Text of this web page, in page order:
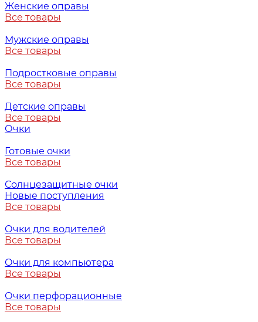
Женские оправы
Все товары
Мужские оправы
Все товары
Подростковые оправы
Все товары
Детские оправы
Все товары
Очки
Готовые очки
Все товары
Солнцезащитные очки
Новые поступления
Все товары
Очки для водителей
Все товары
Очки для компьютера
Все товары
Очки перфорационные
Все товары